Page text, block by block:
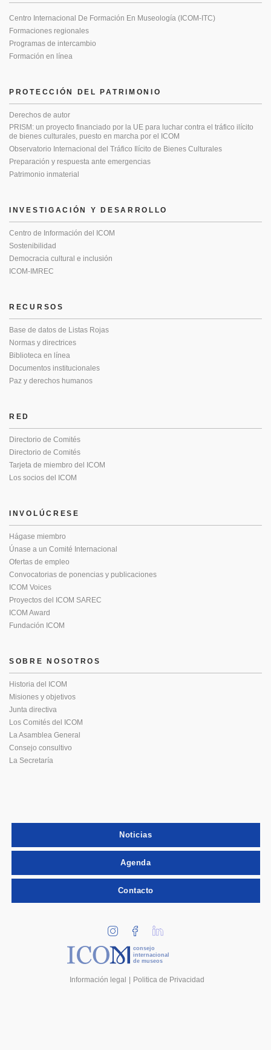
PROTECCIÓN DEL PATRIMONIO
Derechos de autor
PRISM: un proyecto financiado por la UE para luchar contra el tráfico ilícito
de bienes culturales, puesto en marcha por el ICOM
Observatorio Internacional del Tráfico Ilícito de Bienes Culturales
Preparación y respuesta ante emergencias
Patrimonio inmaterial
Centro Internacional De Formación En Museología (ICOM-ITC)
Formaciones regionales
Programas de intercambio
Formación en línea
INVESTIGACIÓN Y DESARROLLO
Centro de Información del ICOM
Sostenibilidad
Democracia cultural e inclusión
ICOM-IMREC
RECURSOS
Base de datos de Listas Rojas
Normas y directrices
Biblioteca en línea
Documentos institucionales
Paz y derechos humanos
RED
Directorio de Comités
Directorio de Comités
Tarjeta de miembro del ICOM
Los socios del ICOM
INVOLÚCRESE
Hágase miembro
Únase a un Comité Internacional
Ofertas de empleo
Convocatorias de ponencias y publicaciones
ICOM Voices
Proyectos del ICOM SAREC
ICOM Award
Fundación ICOM
SOBRE NOSOTROS
Historia del ICOM
Misiones y objetivos
Junta directiva
Los Comités del ICOM
La Asamblea General
Consejo consultivo
La Secretaría
Noticias
Agenda
Contacto
consejo
internacional
de museos
Información legal Politica de Privacidad